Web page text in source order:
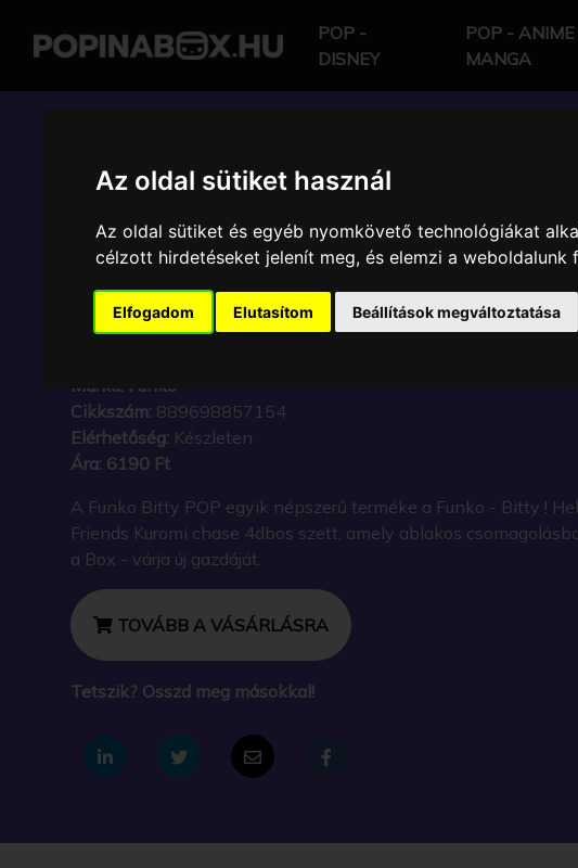
Az oldal sütiket használ
Az oldal sütiket és egyéb nyomkövető technológiákat
célzott hirdetéseket jelenít meg, és elemzi a
Elfogadom Elutasítom Beállítások megváltoztatása
POP -
DISNEY
POP -
MANGA
POP IN A BOX HU
FUNKO - BITTY ! HELLO
FRIENDS KUROMI CHASE
SZETT
Márka: Funko
Cikkszám: 889698857154
Elérhetőség: Készleten
Ára: 6190 Ft
A Funko Bitty POP egyik népszerű terméke a Funko - Bitty !
Friends Kuromi chase 4dbos szett, amely ablakos
a Box - várja új gazdáját.
TOVÁBB A VÁSÁRLÁSRA
Tetszik? Osszd meg másokkal!